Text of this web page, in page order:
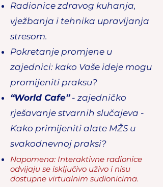
Radionice zdravog kuhanja,
vježbanja i tehnika upravljanja
stresom.
Pokretanje promjene u
zajednici: kako Vaše ideje mogu
promijeniti praksu?
“World Cafe”- zajedničko
rješavanje stvarnih slučajeva -
Kako primijeniti alate MŽS u
svakodnevnoj praksi?
Napomena: Interaktivne radionice
odvijaju se isključivo uživo i nisu
dostupne virtualnim sudionicima.